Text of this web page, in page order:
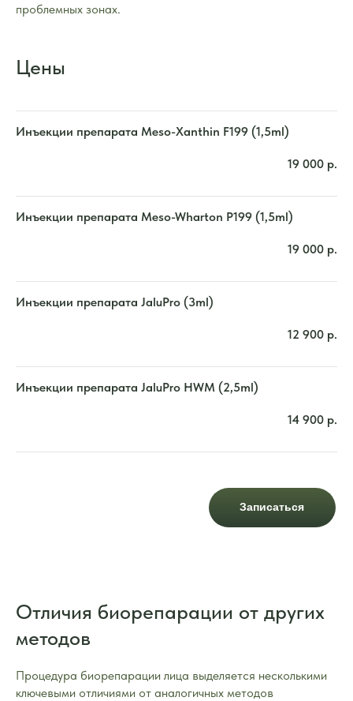
проблемных зонах.
Цены
Инъекции препарата Meso-Xanthin F199 (1,5ml)
19 000 р.
Инъекции препарата Meso-Wharton P199 (1,5ml)
19 000 р.
Инъекции препарата JaluPro (3ml)
12 900 р.
Инъекции препарата JaluPro HWM (2,5ml)
14 900 р.
Записаться
Отличия биорепарации от других
методов
Процедура биорепарации лица выделяется несколькими
ключевыми отличиями от аналогичных методов